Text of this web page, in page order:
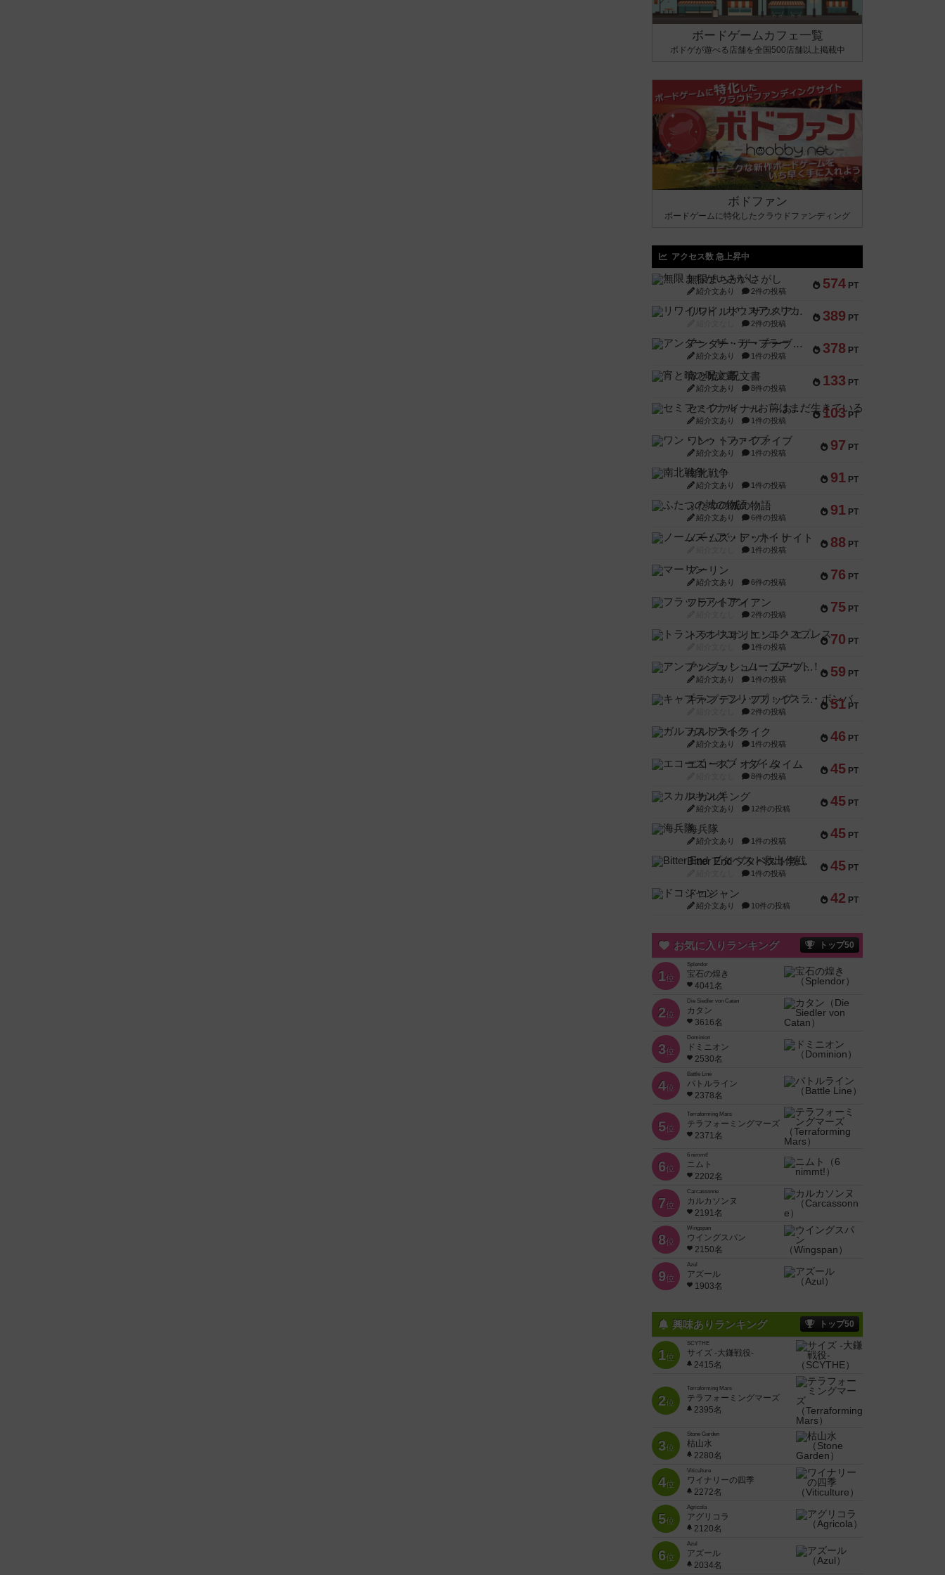
ボードゲームカフェ一覧
ボドゲが遊べる店舗を全国500店舗以上掲載中
ボドファン
ボードゲームに特化したクラウドファンディング
アクセス数 急上昇中
574 PT
無限まちがいさがし
紹介文あり 2件の投稿
389 PT
リワイルド：サウスアメリカ
2件の投稿
378 PT
アンダー・ザ・テーブラー
紹介文あり 1件の投稿
133 PT
宵と暁の呪文書
紹介文あり 8件の投稿
103 PT
セミファイナル ～お前はまだ生きている～
紹介文あり 1件の投稿
97 PT
ワン・トゥ・ファイブ
紹介文あり 1件の投稿
91 PT
南北戦争
紹介文あり 1件の投稿
91 PT
ふたつの城の物語
紹介文あり 6件の投稿
88 PT
ノームズ・アット・ナイト
1件の投稿
76 PT
マーリン
紹介文あり 6件の投稿
75 PT
フラットアイアン
2件の投稿
70 PT
トランスオリエント・エクスプレス
1件の投稿
59 PT
アンブッシュ！：ムーブアウト！
紹介文あり 1件の投稿
51 PT
キャプテン・フリップ：イスラ・ボンバ
2件の投稿
46 PT
ガルフストライク
紹介文あり 1件の投稿
45 PT
エコーズ・オブ・タイム
8件の投稿
45 PT
スカルキング
紹介文あり 12件の投稿
45 PT
海兵隊
紹介文あり 1件の投稿
45 PT
Bitter End ブタペスト救出作戦
1件の投稿
42 PT
ドコジャン
紹介文あり 10件の投稿
お気に入りランキング トップ50
1位
Splendor
宝石の煌き
4041名
2位
Die Siedler von Catan
カタン
3616名
3位
Dominion
ドミニオン
2530名
4位
Battle Line
バトルライン
2378名
5位
Terraforming Mars
テラフォーミングマーズ
2371名
6位
6 nimmt!
ニムト
2202名
7位
Carcassonne
カルカソンヌ
2191名
8位
Wingspan
ウイングスパン
2150名
9位
Azul
アズール
1903名
興味ありランキング トップ50
1位
SCYTHE
サイズ -大鎌戦役-
2415名
2位
Terraforming Mars
テラフォーミングマーズ
2395名
3位
Stone Garden
枯山水
2280名
4位
Viticulture
ワイナリーの四季
2272名
5位
Agricola
アグリコラ
2120名
6位
Azul
アズール
2034名